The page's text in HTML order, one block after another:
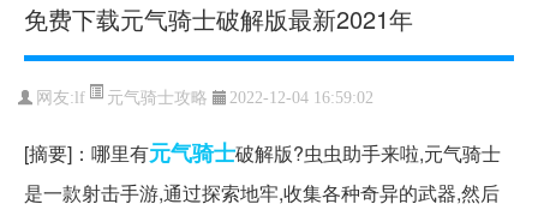
免费下载元气骑士破解版最新2021年
网友: lf 元气骑士攻略 2022-12-04 16:59:02
[摘要]：哪里有元气骑士破解版?虫虫助手来啦,元气骑士
是一款射击手游,通过探索地牢,收集各种奇异的武器,然后